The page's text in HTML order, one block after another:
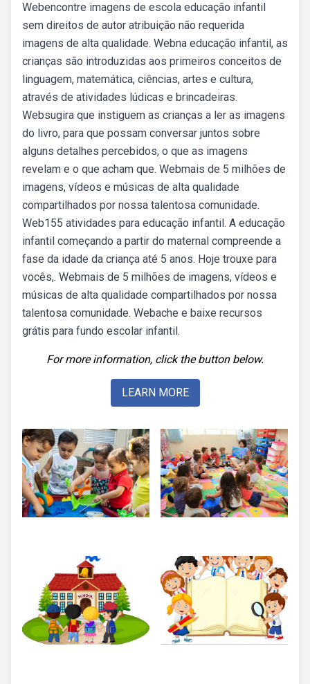
Webencontre imagens de escola educação infantil
sem direitos de autor atribuição não requerida
imagens de alta qualidade. Webna educação infantil, as
crianças são introduzidas aos primeiros conceitos de
linguagem, matemática, ciências, artes e cultura,
através de atividades lúdicas e brincadeiras.
Websugira que instiguem as crianças a ler as imagens
do livro, para que possam conversar juntos sobre
alguns detalhes percebidos, o que as imagens
revelam e o que acham que. Webmais de 5 milhões de
imagens, vídeos e músicas de alta qualidade
compartilhados por nossa talentosa comunidade.
Web155 atividades para educação infantil. A educação
infantil começando a partir do maternal compreende a
fase da idade da criança até 5 anos. Hoje trouxe para
vocês,. Webmais de 5 milhões de imagens, vídeos e
músicas de alta qualidade compartilhados por nossa
talentosa comunidade. Webache e baixe recursos
grátis para fundo escolar infantil.
For more information, click the button below.
LEARN MORE